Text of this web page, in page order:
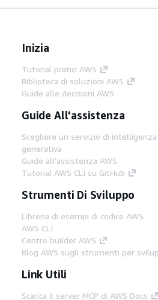
Inizia
Tutorial pratici AWS
Biblioteca di soluzioni AWS
Guide alle decisioni AWS
Guide All'assistenza
Scegliere un servizio di
generativa
Guide all'assistenza AWS
Tutorial AWS CLI su GitHub
Strumenti Di Sviluppo
Libreria di esempi di codice AWS
AWS CLI
Centro builder AWS
Blog AWS sugli strumenti per
Link Utili
Scarica il server MCP di AWS Docs